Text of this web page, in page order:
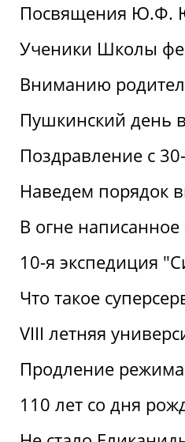
Посвящения Ю.Ф.
Ученики Школы
Вниманию
Пушкинский день
Поздравление с
Наведем порядок
В огне написанное
10-я экспедиция
Что такое
VIII летняя
Продление
110 лет со дня